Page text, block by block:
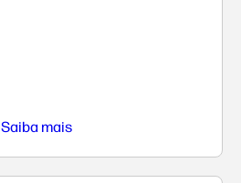
Saiba mais